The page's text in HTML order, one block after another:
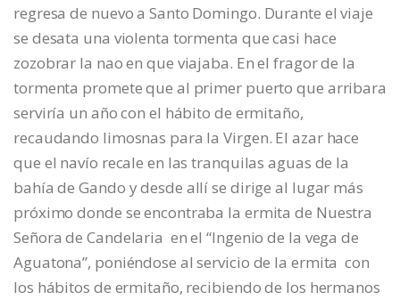
regresa de nuevo a Santo Domingo. Durante el viaje
se desata una violenta tormenta que casi hace
zozobrar la nao en que viajaba. En el fragor de la
tormenta promete que al primer puerto que arribara
serviría un año con el hábito de ermitaño,
recaudando limosnas para la Virgen. El azar hace
que el navío recale en las tranquilas aguas de la
bahía de Gando y desde allí se dirige al lugar más
próximo donde se encontraba la ermita de Nuestra
Señora de Candelaria en el “Ingenio de la vega de
Aguatona”, poniéndose al servicio de la ermita con
los hábitos de ermitaño, recibiendo de los hermanos